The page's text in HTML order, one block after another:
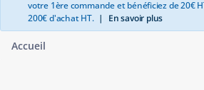
votre 1ère commande et bénéficiez de 20€
200€ d'achat HT. | En savoir plus
Accueil